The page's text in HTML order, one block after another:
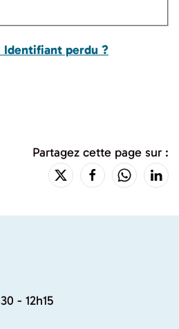
Identifiant perdu ?
Partagez cette page sur :
- 12h15